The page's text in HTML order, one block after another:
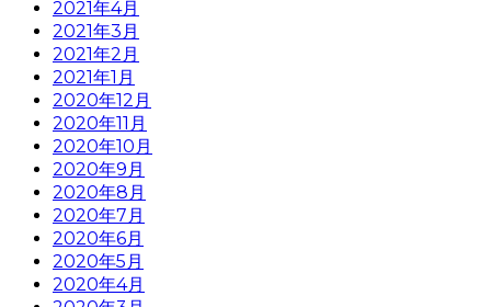
2021年4月
2021年3月
2021年2月
2021年1月
2020年12月
2020年11月
2020年10月
2020年9月
2020年8月
2020年7月
2020年6月
2020年5月
2020年4月